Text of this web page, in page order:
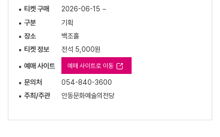
티켓 구매
2026-06-15 ~
구분
기획
장소
백조홀
티켓 정보
전석 5,000원
예매 사이트
예매 사이트로 이동
문의처
054-840-3600
주최/주관
안동문화예술의전당